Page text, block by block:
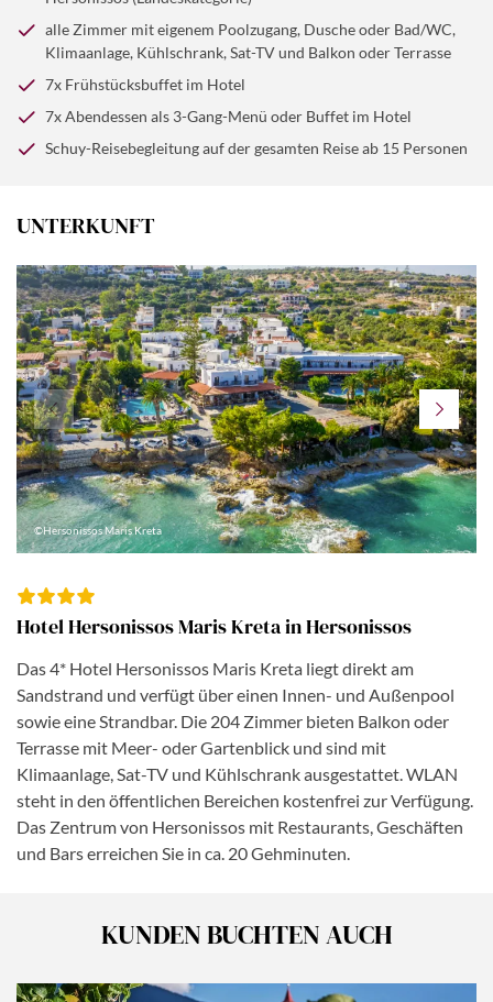
alle Zimmer mit eigenem Poolzugang, Dusche oder Bad/WC,
Klimaanlage, Kühlschrank, Sat-TV und Balkon oder Terrasse
7x Frühstücksbuffet im Hotel
7x Abendessen als 3-Gang-Menü oder Buffet im Hotel
Schuy-Reisebegleitung auf der gesamten Reise ab 15 Personen
UNTERKUNFT
©Hersonissos Maris Kreta
Hotel Hersonissos Maris Kreta in Hersonissos
Das 4* Hotel Hersonissos Maris Kreta liegt direkt am
Sandstrand und verfügt über einen Innen- und Außenpool
sowie eine Strandbar. Die 204 Zimmer bieten Balkon oder
Terrasse mit Meer- oder Gartenblick und sind mit
Klimaanlage, Sat-TV und Kühlschrank ausgestattet. WLAN
steht in den öffentlichen Bereichen kostenfrei zur Verfügung.
Das Zentrum von Hersonissos mit Restaurants, Geschäften
und Bars erreichen Sie in ca. 20 Gehminuten.
KUNDEN BUCHTEN AUCH